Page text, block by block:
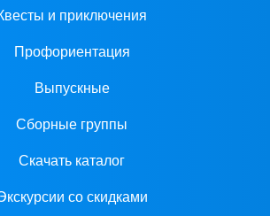
и приключения
Профориентация
Выпускные
Сборные группы
Скачать каталог
со скидками